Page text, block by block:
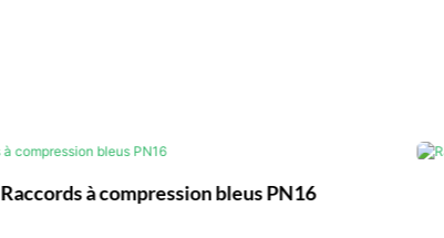
Raccords à compression bleus PN16